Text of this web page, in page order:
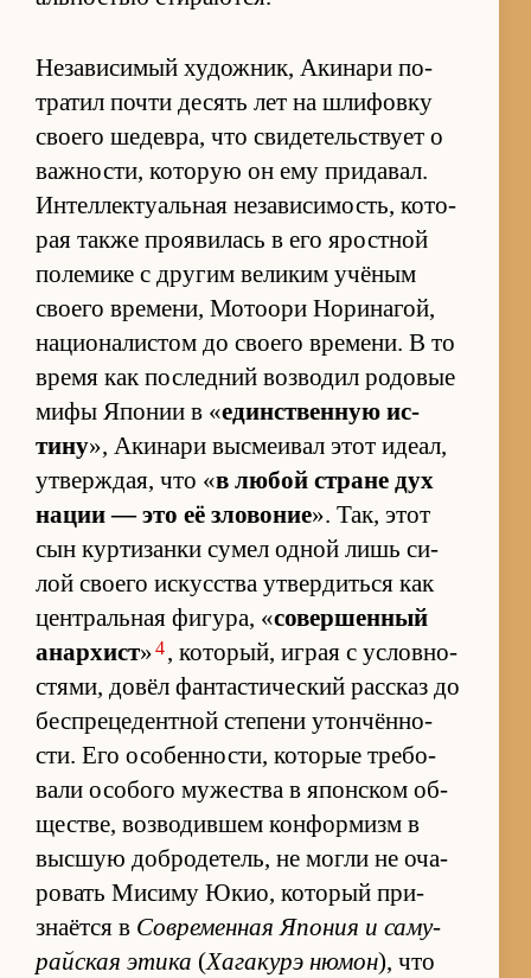
Не­за­ви­си­мый ху­дож­ник, Аки­нари по­
тра­тил по­чти де­сять лет на шли­фовку
сво­его ше­де­вра, что сви­де­тель­ствует о
важ­но­сти, ко­то­рую он ему при­да­вал.
Ин­тел­лек­ту­аль­ная не­за­ви­си­мость, ко­то­
рая также про­яви­лась в его ярост­ной
по­ле­мике с дру­гим ве­ли­ким учё­ным
сво­его вре­ме­ни, Мо­то­ори Но­ри­на­гой,
на­ци­о­на­ли­стом до сво­его вре­ме­ни. В то
время как по­след­ний воз­во­дил ро­до­вые
мифы Япо­нии в «един­ствен­ную ис­
тину», Аки­нари вы­сме­и­вал этот иде­ал,
утвер­ждая, что «в лю­бой стране дух
на­ции — это её зло­во­ние». Так, этот
сын кур­ти­занки су­мел од­ной лишь си­
лой сво­его ис­кус­ства утвер­диться как
цен­траль­ная фи­гу­ра, «со­вер­шен­ный
анар­хист»4, ко­то­рый, иг­рая с услов­но­
стя­ми, довёл фан­та­сти­че­ский рас­сказ до
бес­пре­це­дент­ной сте­пени утон­чён­но­
сти. Его осо­бен­но­сти, ко­то­рые тре­бо­
вали осо­бого му­же­ства в япон­ском об­
ще­стве, воз­во­див­шем кон­фор­мизм в
выс­шую до­бро­де­тель, не могли не оча­
ро­вать Ми­симу Юкио, ко­то­рый при­
знаётся в Со­вре­мен­ная Япо­ния и са­му­
райская этика (Ха­га­курэ ню­мон), что